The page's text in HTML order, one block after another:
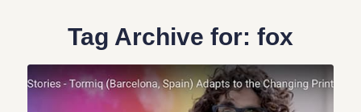
Tag Archive for: fox